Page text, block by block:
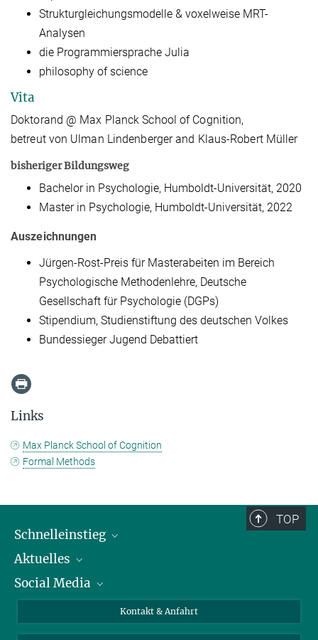
Strukturgleichungsmodelle & voxelweise MRT-
Analysen
die Programmiersprache Julia
philosophy of science
Vita
Doktorand @ Max Planck School of Cognition,
betreut von Ulman Lindenberger and Klaus-Robert Müller
bisheriger Bildungsweg
Bachelor in Psychologie, Humboldt-Universität, 2020
Master in Psychologie, Humboldt-Universität, 2022
Auszeichnungen
Jürgen-Rost-Preis für Masterabeiten im Bereich
Psychologische Methodenlehre, Deutsche
Gesellschaft für Psychologie (DGPs)
Stipendium, Studienstiftung des deutschen Volkes
Bundessieger Jugend Debattiert
Links
Max Planck School of Cognition
Formal Methods
TOP
Schnelleinstieg
Personen
Pressebereich
Aktuelles
Stellenangebote
Social Media
X
Kontakt & Anfahrt